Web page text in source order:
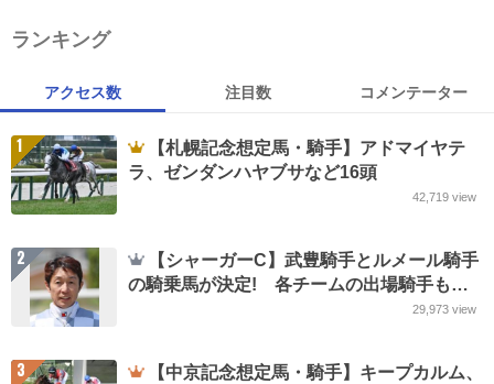
ランキング
アクセス数 注目数 コメンテーター
1
【札幌記念想定馬・騎手】アドマイヤテ
ラ、ゼンダンハヤブサなど16頭
42,719 view
2
【シャーガーC】武豊騎手とルメール騎手
の騎乗馬が決定! 各チームの出場騎手も
29,973 view
3
【中京記念想定馬・騎手】キープカルム、